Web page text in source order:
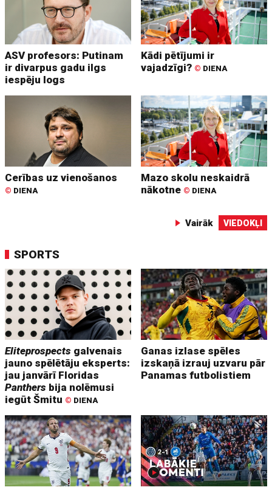
ASV profesors: Putinam
ir divarpus gadu ilgs
iespēju logs
Kādi pētījumi ir
vajadzīgi? © DIENA
Cerības uz vienošanos
© DIENA
Mazo skolu neskaidrā
nākotne © DIENA
Vairāk VIEDOKĻI
SPORTS
Eliteprospects galvenais
jauno spēlētāju eksperts:
jau janvārī Floridas
Panthers bija nolēmusi
iegūt Šmitu © DIENA
Ganas izlase spēles
izskaņā izrauj uzvaru pār
Panamas futbolistiem